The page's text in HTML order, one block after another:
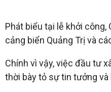
Phát biểu tại lễ khởi công,
cảng biển Quảng Trị và
Chính vì vậy, việc đầu tư
thời bày tỏ sự tin tưởng và